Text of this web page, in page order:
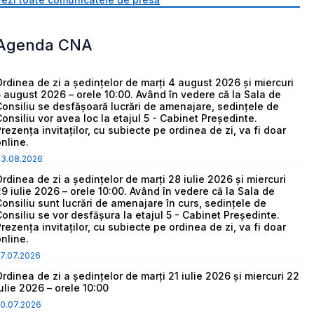
CNA
de zi a ședințelor de marți 4 august 2026 și miercuri
august 2026 – orele 10:00. Având în vedere că la Sala de
se desfășoară lucrări de amenajare, sedințele de
vor avea loc la etajul 5 - Cabinet Președinte.
invitaților, cu subiecte pe ordinea de zi, va fi doar
de zi a ședințelor de marți 28 iulie 2026 și miercuri
iulie 2026 – orele 10:00. Având în vedere că la Sala de
sunt lucrări de amenajare în curs, sedințele de
se vor desfășura la etajul 5 - Cabinet Președinte.
invitaților, cu subiecte pe ordinea de zi, va fi doar
de zi a ședințelor de marți 21 iulie 2026 și miercuri 22
2026 – orele 10:00